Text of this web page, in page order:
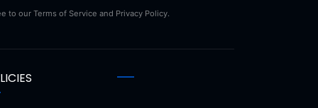
to our Terms of Service and Privacy Policy.